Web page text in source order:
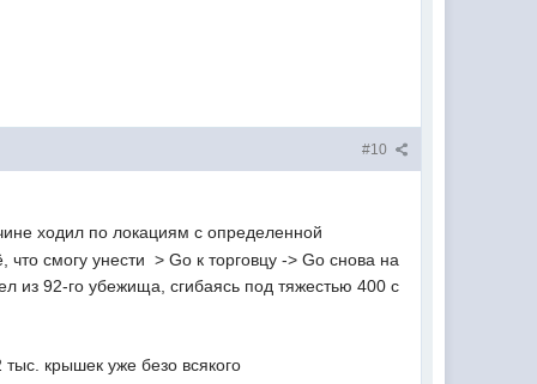
#10
ходил по локациям с определенной
смогу унести  > Go к торговцу -> Go снова на
из 92-го убежища, сгибаясь под тяжестью 400 с
крышек уже безо всякого